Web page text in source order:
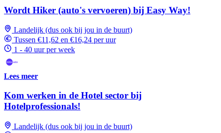
Wordt Hiker (auto's vervoeren) bij Easy Way!
Landelijk (dus ook bij jou in de buurt)
Tussen €11,62 en €16,24 per uur
1 - 40 uur per week
Lees meer
Kom werken in de Hotel sector bij
Hotelprofessionals!
Landelijk (dus ook bij jou in de buurt)